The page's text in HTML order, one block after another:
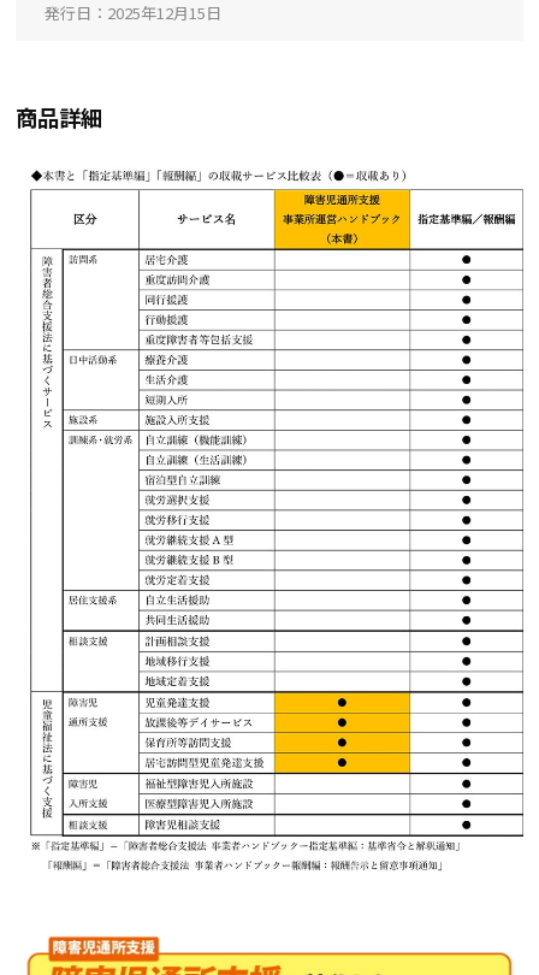
発行日
2025年12月15日
商品詳細